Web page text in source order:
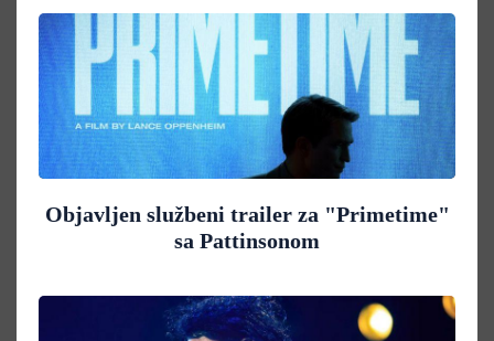
Objavljen službeni trailer za "Primetime"
sa Pattinsonom